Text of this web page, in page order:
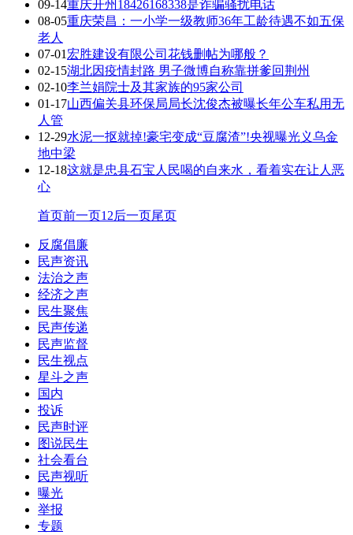
09-14重庆开州18426168338是诈骗骚扰电话
08-05重庆荣昌：一小学一级教师36年工龄待遇不如五保
老人
07-01 宏胜建设有限公司花钱删帖为哪般？
02-15湖北因疫情封路 男子微博自称靠拼爹回荆州
02-10李兰娟院士及其家族的95家公司
01-17山西偏关县环保局局长沈俊杰被曝长年公车私用无
人管
12-29水泥一抠就掉!豪宅变成“豆腐渣”!央视曝光义乌金
地中梁
12-18这就是忠县石宝人民喝的自来水，看着实在让人恶
心
首页前一页1 2后一页尾页
反腐倡廉
民声资讯
法治之声
经济之声
民生聚焦
民声传递
民声监督
民生视点
星斗之声
国内
投诉
民声时评
图说民生
社会看台
民声视听
曝光
举报
专题